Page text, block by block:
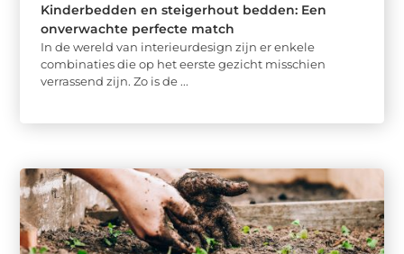
Kinderbedden en steigerhout bedden: Een
onverwachte perfecte match
In de wereld van interieurdesign zijn er enkele
combinaties die op het eerste gezicht misschien
verrassend zijn. Zo is de ...